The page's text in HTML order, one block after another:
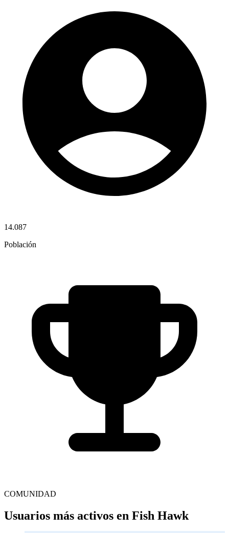
14.087
Población
COMUNIDAD
Usuarios más activos en Fish Hawk